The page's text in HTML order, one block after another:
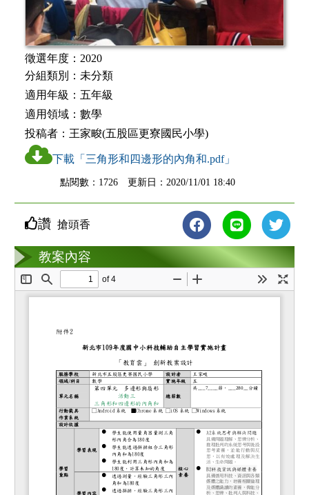
徵選年度： 2020
分組類別： 未分類
適用年級： 五年級
適用領域： 數學
投稿者： 王家畯(五股區更寮國民小學)
下載「三角形和四邊形的內角和.pdf」
點閱數：1726 更新日：2020/11/01 18:40
教案互動
讚 搶頭香
教案內容